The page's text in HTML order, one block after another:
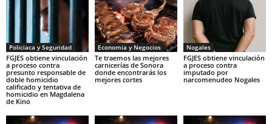
Policiaca y Seguridad
FGJES obtiene vinculación
a proceso contra
presunto responsable de
doble homicidio
calificado y tentativa de
homicidio en Magdalena
de Kino
Economia y Negocios
Te traemos las mejores
carnicerías de Sonora
donde encontrarás los
mejores cortes
Nogales
FGJES obtiene vinculación
a proceso contra
imputado por
narcomenudeo Nogales